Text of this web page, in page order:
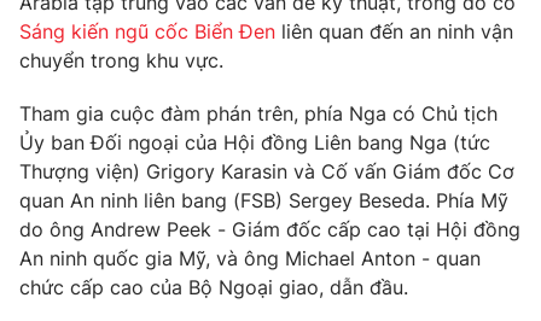
Phim VTV
Hậu trường
Nhân vật
Khán giả
Giải sao mai
Giải trí
Điện ảnh
Âm nhạc
Sao
Du lịch
Làm đẹp
Chất lượng cuộc sống
Giáo dục
Tuyển sinh
Học trực tuyến
Công nghệ
Hitech Công nghệ tương lai
Giao lưu trực tuyến
Sáng kiến ngũ cốc Biển Đen liên quan đến an ninh vận
chuyển trong khu vực.
Tham gia cuộc đàm phán trên, phía Nga có Chủ tịch
Ủy ban Đối ngoại của Hội đồng Liên bang Nga (tức
Thượng viện) Grigory Karasin và Cố vấn Giám đốc Cơ
quan An ninh liên bang (FSB) Sergey Beseda. Phía Mỹ
do ông Andrew Peek - Giám đốc cấp cao tại Hội đồng
An ninh quốc gia Mỹ, và ông Michael Anton - quan
chức cấp cao của Bộ Ngoại giao, dẫn đầu.